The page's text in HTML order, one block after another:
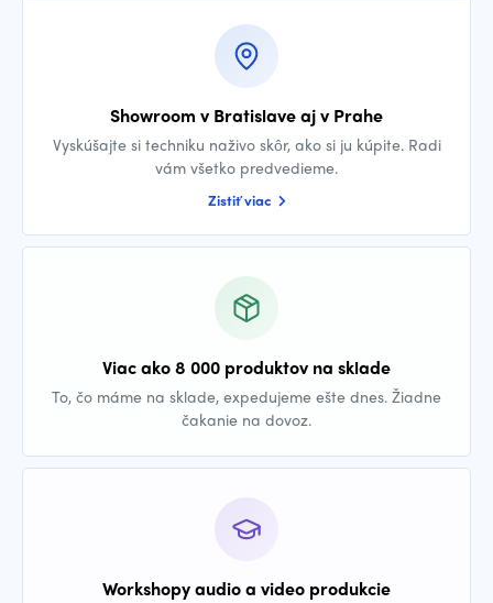
Showroom v Bratislave aj v Prahe
Vyskúšajte si techniku naživo skôr, ako si ju kúpite. Radi
vám všetko predvedieme.
Zistiť viac
Viac ako 8 000 produktov na sklade
To, čo máme na sklade, expedujeme ešte dnes. Žiadne
čakanie na dovoz.
Workshopy audio a video produkcie